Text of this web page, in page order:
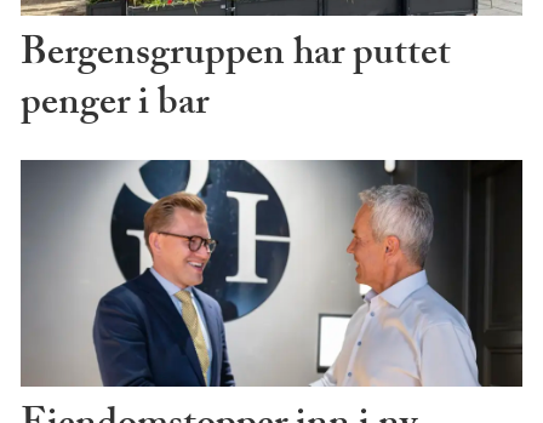
Bergensgruppen har puttet
penger i bar